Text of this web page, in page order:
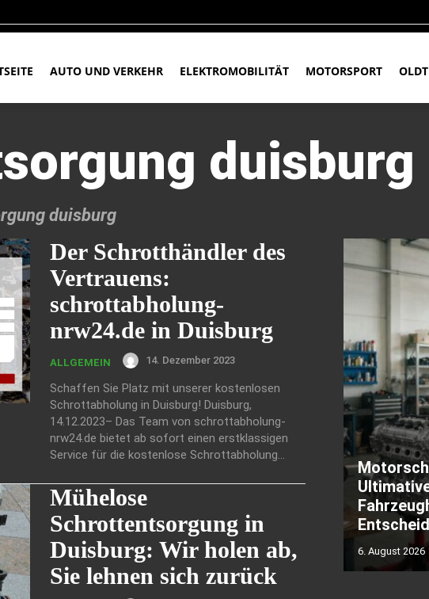
AUTO UND VERKEHR ELEKTROMOBILITÄT MOTORSPORT
duisburg
duisburg
Der Schrotthändler des
Vertrauens:
schrottabholung-
nrw24.de in Duisburg
ALLGEMEIN 14. Dezember 2023
Schaffen Sie Platz mit unserer kostenlosen
Schrottabholung in Duisburg! Duisburg,
14.12.2023– Das Team von schrottabholung-
nrw24.de bietet ab sofort einen erstklassigen
Service für die kostenlose Schrottabholung...
Mühelose
Schrottentsorgung in
Duisburg: Wir holen ab,
Sie lehnen sich zurück
6. August 2026